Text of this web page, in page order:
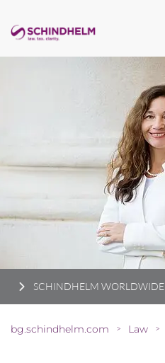
SCHINDHELM WORLDWIDE
bg.schindhelm.com > Law >